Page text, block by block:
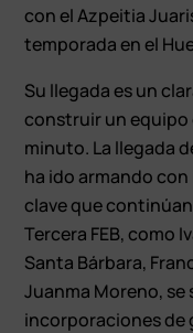
con el Azpeitia
temporada en el
Su llegada es un
construir un
minuto. La llegada
ha ido armando
clave que
Tercera FEB, como
Santa Bárbara,
Juanma Moreno, se
incorporaciones de